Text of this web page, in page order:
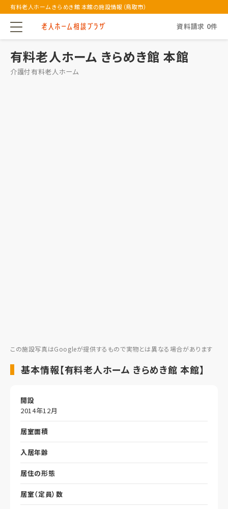
有料老人ホーム きらめき館 本館の施設情報（鳥取市）
資料請求 0件
有料老人ホーム きらめき館 本館
介護付有料老人ホーム
この施設写真はGoogleが提供するもので実物とは異なる場合があります
基本情報【有料老人ホーム きらめき館 本館】
開設
2014年12月
居室面積
入居年齢
居住の形態
居室（定員）数